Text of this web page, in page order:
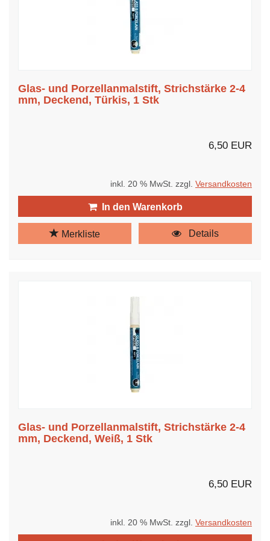
Glas- und Porzellanmalstift, Strichstärke 2-4
mm, Deckend, Türkis, 1 Stk
6,50 EUR
inkl. 20 % MwSt. zzgl. Versandkosten
In den Warenkorb
Merkliste Details
Glas- und Porzellanmalstift, Strichstärke 2-4
mm, Deckend, Weiß, 1 Stk
6,50 EUR
inkl. 20 % MwSt. zzgl. Versandkosten